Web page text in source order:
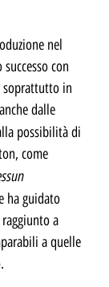
nel
con
soprattutto in
dalle
possibilità di
come
ha guidato
a
a quelle